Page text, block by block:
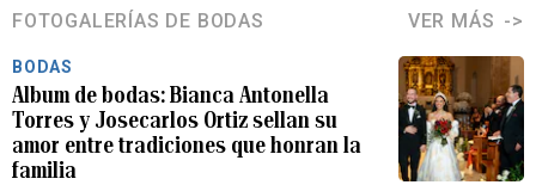
FOTOGALERÍAS DE BODAS VER MÁS
BODAS
Album de bodas: Bianca Antonella
Torres y Josecarlos Ortiz sellan su
amor entre tradiciones que honran la
familia